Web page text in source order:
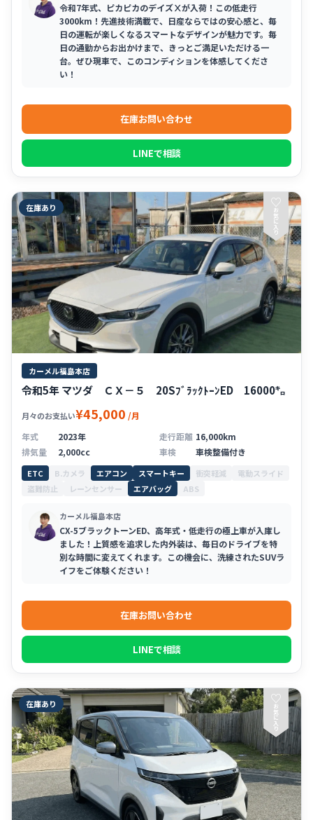
令和7年式、ピカピカのデイズⅩが入荷！この低走行
3000km！先進技術満載で、日産ならではの安心感と、毎
日の運転が楽しくなるスマートなデザインが魅力です。毎
日の通勤からお出かけまで、きっとご満足いただける一
台。ぜひ現車で、このコンディションを体感してくださ
い！
在庫お問い合わせ
LINEで相談
在庫あり ♡
お
気
に
入
り
カーメル福島本店
令和5年 マツダ ＣＸ－５ 20SﾌﾞﾗｯｸﾄｰﾝED 16000㌔
月々のお支払い¥45,000 /月
年式
2023年 走行距離 16,000km
排気量
2,000cc 車検 車検整備付き
ETC B.カメラ エアコン スマートキー 衝突軽減
電動スライド
盗難防止
レーンセンサー エアバッグ ABS
カーメル福島本店
CX-5ブラックトーンED、高年式・低走行の極上車が入庫し
ました！上質感を追求した内外装は、毎日のドライブを特
別な時間に変えてくれます。この機会に、洗練されたSUVラ
イフをご体験ください！
在庫お問い合わせ
LINEで相談
在庫あり ♡
お
気
に
入
り